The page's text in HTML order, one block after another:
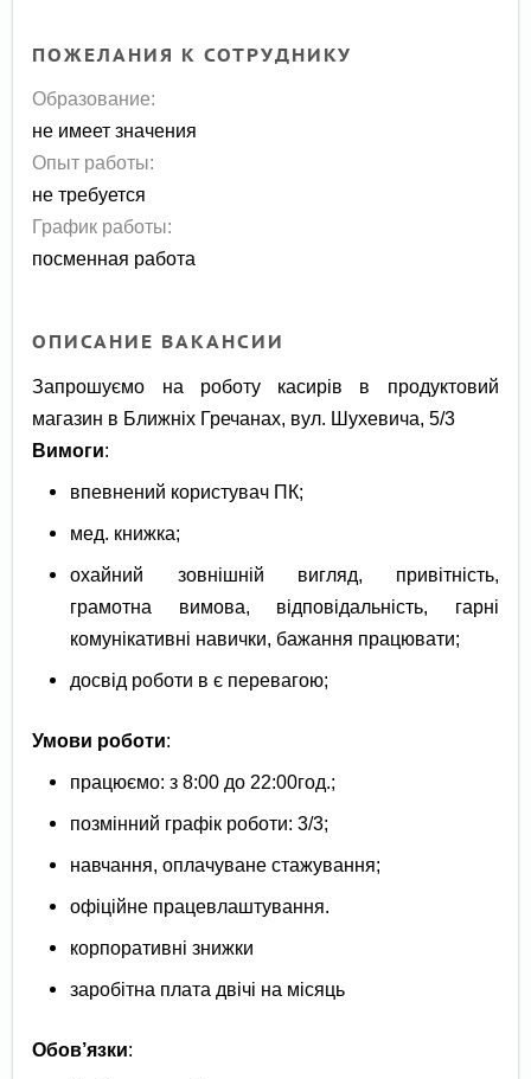
ПОЖЕЛАНИЯ К СОТРУДНИКУ
Образование:
не имеет значения
Опыт работы:
не требуется
График работы:
посменная работа
ОПИСАНИЕ ВАКАНСИИ
Запрошуємо на роботу касирів в продуктовий
магазин в Ближніх Гречанах, вул. Шухевича, 5/3
Вимоги:
впевнений користувач ПК;
мед. книжка;
охайний зовнішній вигляд, привітність,
грамотна вимова, відповідальність, гарні
комунікативні навички, бажання працювати;
досвід роботи в є перевагою;
Умови роботи:
працюємо: з 8:00 до 22:00год.;
позмінний графік роботи: 3/3;
навчання, оплачуване стажування;
офіційне працевлаштування.
корпоративні знижки
заробітна плата двічі на місяць
Обов’язки: